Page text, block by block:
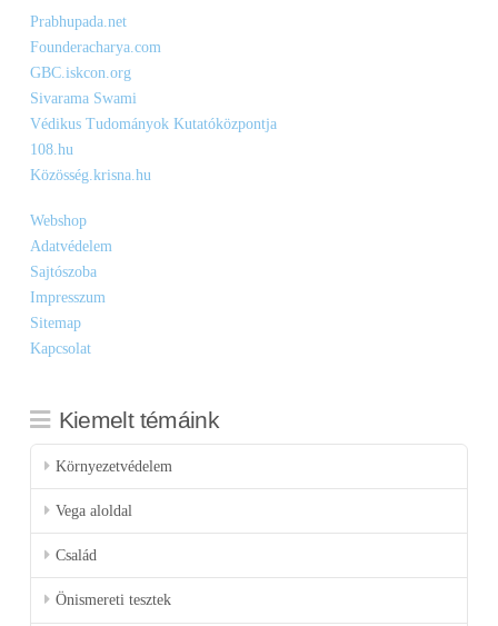
Prabhupada.net
Founderacharya.com
GBC.iskcon.org
Sivarama Swami
Védikus Tudományok Kutatóközpontja
108.hu
Közösség.krisna.hu
Webshop
Adatvédelem
Sajtószoba
Impresszum
Sitemap
Kapcsolat
Kiemelt témáink
Környezetvédelem
Vega aloldal
Család
Önismereti tesztek